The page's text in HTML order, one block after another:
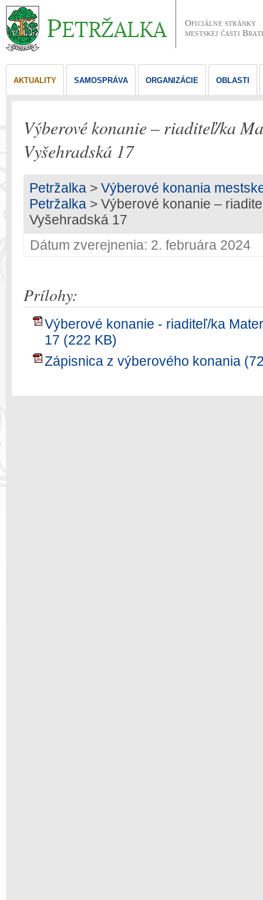
Oficiálne stránky
mestskej časti
AKTUALITY SAMOSPRÁVA ORGANIZÁCIE OBLASTI
Výberové konanie – riaditeľ/ka
Vyšehradská 17
Petržalka > Výberové konania
Petržalka > Výberové konanie –
Vyšehradská 17
Dátum zverejnenia: 2. februára 2024
Prílohy:
Výberové konanie - riaditeľ/ka
17 (222 KB)
Zápisnica z výberového konania